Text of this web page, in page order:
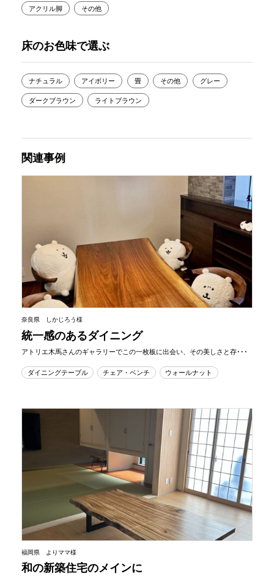
アクリル脚 その他
床のお色味で選ぶ
ナチュラル アイボリー 畳 その他 グレー
ダークブラウン ライトブラウン
関連事例
奈良県 しかじろう様
統一感のあるダイニング
アトリエ木馬さんのギャラリーでこの一枚板に出会い、その美しさと存･･･
ダイニングテーブル チェア・ベンチ ウォールナット
福岡県 よりママ様
和の新築住宅のメインに